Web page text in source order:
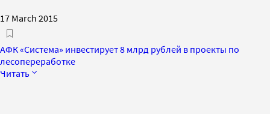
17 March 2015
АФК «Система» инвестирует 8 млрд рублей в проекты по
лесопереработке
Читать